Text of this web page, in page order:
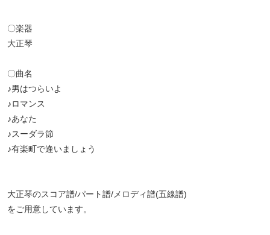
〇楽器
大正琴
〇曲名
♪男はつらいよ
♪ロマンス
♪あなた
♪スーダラ節
♪有楽町で逢いましょう
大正琴のスコア譜/パート譜/メロディ譜(五線譜)
をご用意しています。